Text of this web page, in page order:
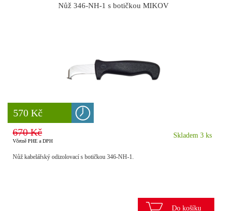
8 777 Kč
570 Kč
Nůž 346-NH-1 s botičkou MIKOV
670 Kč
Včetně PHE a DPH
Skladem 3 ks
Nůž kabelářský odizolovací s botičkou 346-NH-1.
Do košíku